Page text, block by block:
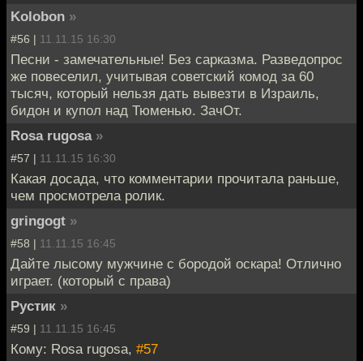
Kolobon »
#56 | 11.11.15 16:30
Песни - замечательные! Без сарказма. Разведопрос
же повеселил, учитывая советский комод за 60
тысяч, который нельзя дать вывезти в Израиль,
бидон и купол над Тюменью. ЗачОт.
Rosa rugosa »
#57 | 11.11.15 16:30
Какая досада, что комментарии прочитала раньше,
чем просмотрела ролик.
gringogt »
#58 | 11.11.15 16:45
Дайте лысому мужчине с бородой оскара! Отлично
играет. (который с права)
Рустик »
#59 | 11.11.15 16:45
Кому: Rosa rugosa, #57